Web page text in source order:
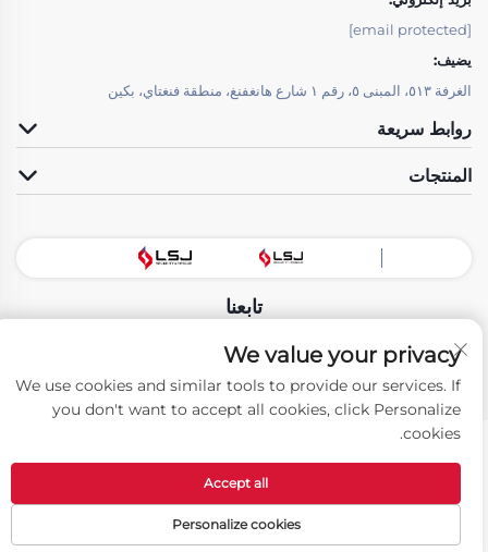
يضيف:
الغرفة ٥١٣، المبنى ٥، رقم ١ شارع هانغفنغ، منطقة فنغتاي، بكين
روابط سريعة
المنتجات
تابعنا
حقوق النسخ © شركة تكنولوجيا بيجين LSJ للتنمية المحدودة. جميع الحقوق محفوظة
-
سياسة الخصوصية
We value your privacy
We use cookies and similar tools to provide our services. If
you don't want to accept all cookies, click Personalize
cookies.
Personalize cookies
Accept all